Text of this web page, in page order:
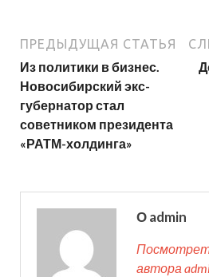
ПРЕДЫДУЩАЯ СТАТЬЯ
Из политики в бизнес.
Новосибирский экс-
губернатор стал
советником президента
«РАТМ-холдинга»
О admin
автора